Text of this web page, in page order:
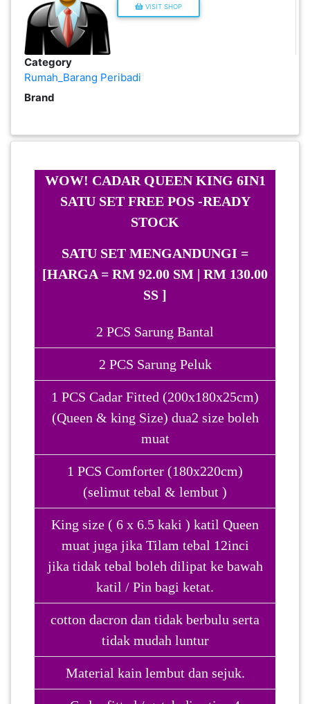
VISIT SHOP
Category
Rumah_Barang Peribadi
Brand
WOW! CADAR QUEEN KING 6IN1
SATU SET FREE POS -READY
STOCK
SATU SET MENGANDUNGI =
[HARGA = RM 92.00 SM | RM 130.00
SS ]
2 PCS Sarung Bantal
2 PCS Sarung Peluk
1 PCS Cadar Fitted (200x180x25cm)
(Queen & king Size) dua2 size boleh
muat
1 PCS Comforter (180x220cm)
(selimut tebal & lembut )
King size ( 6 x 6.5 kaki ) katil Queen
muat juga jika Tilam tebal 12inci
jika tidak tebal boleh dilipat ke bawah
katil / Pin bagi ketat.
cotton dacron dan tidak berbulu serta
tidak mudah luntur
Material kain lembut dan sejuk.
RUMAH
BARANG
PERIBADI(4)
PEKERJAAN(0)
SERVIS(17)
HARTA
BENDA(1)
KEPERLUAN(16)
SELANGOR(37)
PERAK(41)
NEGERI